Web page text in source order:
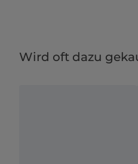
Wird oft dazu